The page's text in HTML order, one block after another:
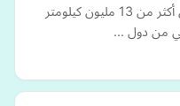
والمعالم السياحية في منطقة تمتد على أكثر من 13 مليون كيلومتر
من دول ...